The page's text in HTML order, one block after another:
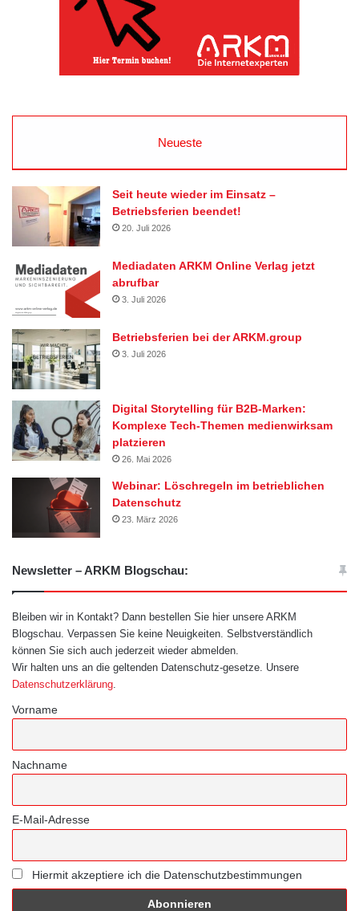
Neueste
Seit heute wieder im Einsatz –
Betriebsferien beendet!
20. Juli 2026
Mediadaten ARKM Online Verlag jetzt
abrufbar
3. Juli 2026
Betriebsferien bei der ARKM.group
3. Juli 2026
Digital Storytelling für B2B-Marken:
Komplexe Tech-Themen medienwirksam
platzieren
26. Mai 2026
Webinar: Löschregeln im betrieblichen
Datenschutz
23. März 2026
Newsletter – ARKM Blogschau:
Bleiben wir in Kontakt? Dann bestellen Sie hier unsere ARKM
Blogschau. Verpassen Sie keine Neuigkeiten. Selbstverständlich
können Sie sich auch jederzeit wieder abmelden.
Wir halten uns an die geltenden Datenschutz-gesetze. Unsere
Datenschutzerklärung
Vorname
Nachname
E-Mail-Adresse
Hiermit akzeptiere ich die Datenschutzbestimmungen